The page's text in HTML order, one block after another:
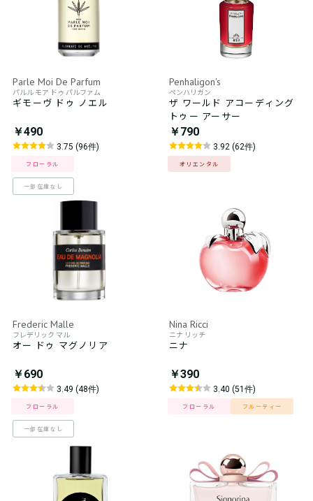
Parle Moi De Parfum
パルル モア ドゥ パルファム
ギモーヴ ドゥ ノエル
￥490
3.75 (96件)
フローラル
一部在庫なし
Penhaligon's
ペンハリガン
ザ ワールド アコーディング
トゥー アーサー
￥790
3.92 (62件)
オリエンタル
Frederic Malle
フレデリック マル
オー ドゥ マグノリア
￥690
3.49 (48件)
フローラル
一部在庫なし
Nina Ricci
ニナ リッチ
ニナ
￥390
3.40 (51件)
フローラル フルーティー